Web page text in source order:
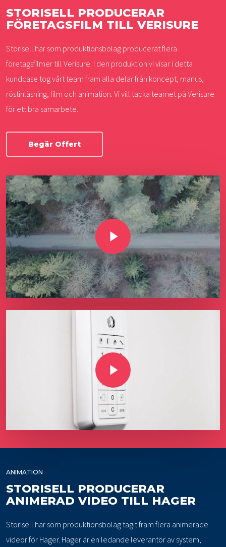
STORISELL PRODUCERAR
FÖRETAGSFILM TILL VERISURE
Storisell har som produktionsbolag producerat flera
företagsfilmer till Verisure. I den produktion vi visar i detta
kundcase tog vårt team fram alla delar från koncept, manus,
röstinläsning, film och animation. Vi vill tacka teamet på Verisure
för ett bra samarbete.
Begär Offert
Play Video
Play Video
ANIMATION
STORISELL PRODUCERAR
ANIMERAD VIDEO TILL HAGER
Storisell har som produktionsbolag tagit fram flera animerade
videor för Hager. Hager är en ledande leverantör av system,